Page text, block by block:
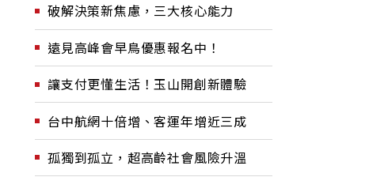
破解決策新焦慮，三大核心能力
遠見高峰會早鳥優惠報名中！
讓支付更懂生活！玉山開創新體驗
台中航網十倍增、客運年增近三成
孤獨到孤立，超高齡社會風險升溫